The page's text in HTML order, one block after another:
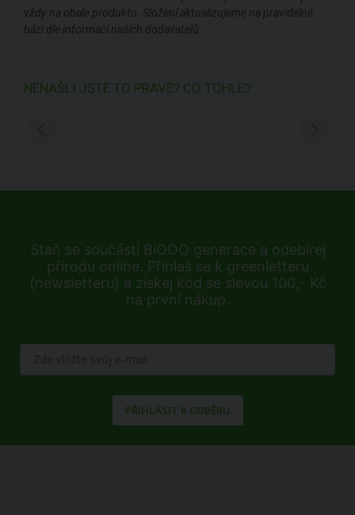
vždy na obale produktu. Složení aktualizujeme na pravidelné
bázi dle informací našich dodavatelů.
NENAŠLI JSTE TO PRAVÉ? CO TOHLE?
Staň se součástí BiOOO generace a odebírej
přírodu online. Přihlaš se k greenletteru
(newsletteru) a získej kód se slevou 100,- Kč
na první nákup.
PŘIHLÁSIT K ODBĚRU